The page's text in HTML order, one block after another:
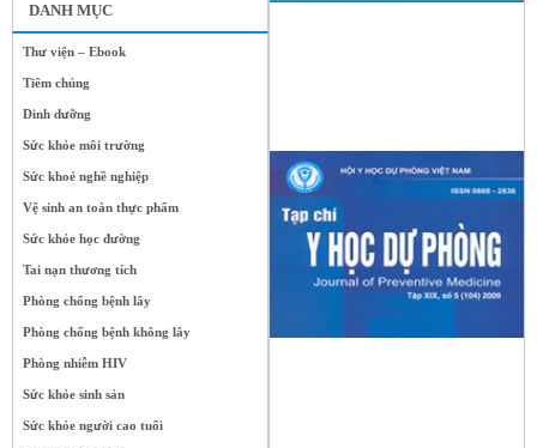
DANH MỤC
Thư viện – Ebook
Tiêm chủng
Dinh dưỡng
Sức khỏe môi trường
Sức khoẻ nghề nghiệp
Vệ sinh an toàn thực phẩm
Sức khỏe học đường
Tai nạn thương tích
Phòng chống bệnh lây
Phòng chống bệnh không lây
Phòng nhiễm HIV
Sức khỏe sinh sản
Sức khỏe người cao tuổi